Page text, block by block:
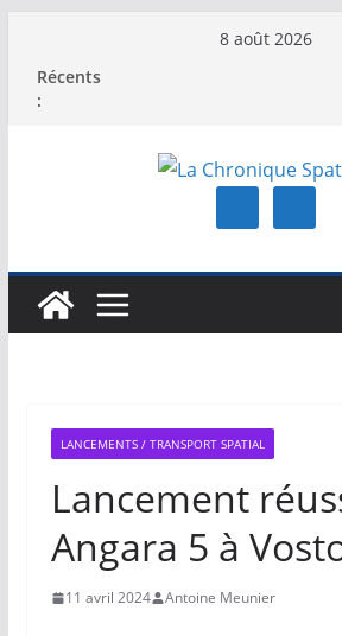
contenu
8 août 2026
Récents
:
LANCEMENTS / TRANSPORT SPATIAL
Lancement
Angara 5 à
11 avril 2024 Antoine Meunier